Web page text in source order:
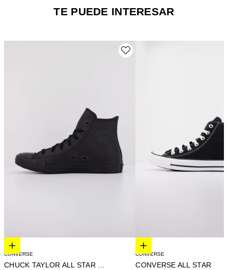
TE PUEDE INTERESAR
Elige opciones
CONVERSE
Elige opciones
CONVERSE
CONVERSE ALL STAR